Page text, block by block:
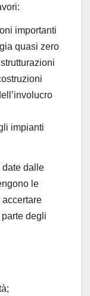
importanti
quasi zero
impianti
date dalle
le
parte degli